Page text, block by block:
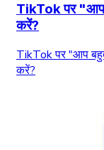
TikTok पर "आप
करें?
TikTok पर "आप
करें?